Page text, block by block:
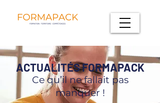
ACTUALITÉS FORMAPACK
Ce qu’il ne fallait pas
manquer !